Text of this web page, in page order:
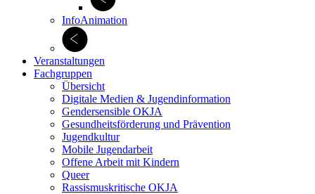
InfoAnimation
Veranstaltungen
Fachgruppen
Übersicht
Digitale Medien & Jugend­information
Gendersensible OKJA
Gesundheitsförderung und Prävention
Jugendkultur
Mobile Jugendarbeit
Offene Arbeit mit Kindern
Queer
Rassismuskritische OKJA